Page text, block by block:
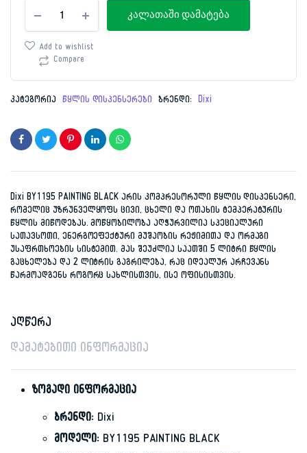
price
649.00 ₾.
price
399.00 ₾.
დისპენსერი
DIXI
BY1195
რაოდენობა
კალათაში დამატება
Add to wishlist
Compare
კატეგორია წყლის დისპენსერები ბრენდი: Dixi
Dixi BY1195 PAINTING BLACK არის კომპრესორული წყლის დისპენსერი,
რომელიც უზრუნველყოფს ცივი, ცხელი და ოთახის ტემპერატურის
წყლის მიწოდებას. მოწყობილობა აღჭურვილია სპეციალური
სათავსოთი, ენერგოეფექტური მუშაობის რეჟიმითა და ორმაგი
უსაფრთხოების სისტემით. მას შეუძლია საათში 5 ლიტრი წყლის
გაცხელება და 2 ლიტრის გაგრილება, რაც იდეალურ არჩევანს
წარმოადგენს როგორც სახლისთვის, ისე ოფისისთვის.
აღწერა
დამატებითი ინფორმაცია
ზოგადი ინფორმაცია
ბრენდი:Dixi
მოდელი:BY1195 PAINTING BLACK